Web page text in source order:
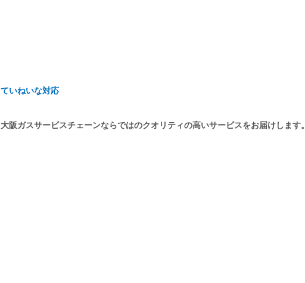
ていねいな対応
大阪ガスサービスチェーンならではのクオリティの高いサービスをお届けします。